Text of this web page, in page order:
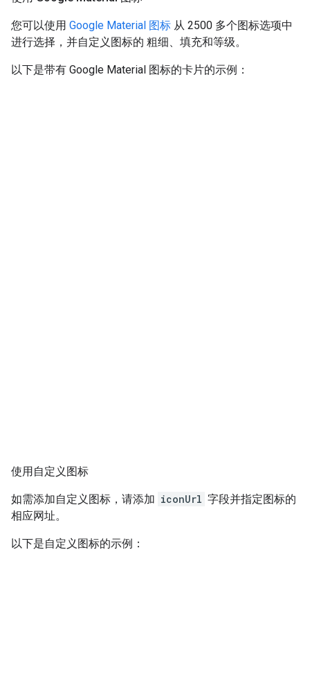
您可以使用 Google Material 图标 从 2500 多个图标选项中
进行选择，并自定义图标的 粗细、填充和等级。
以下是带有 Google Material 图标的卡片的示例：
使用自定义图标
如需添加自定义图标，请添加 iconUrl 字段并指定图标的
相应网址。
以下是自定义图标的示例：